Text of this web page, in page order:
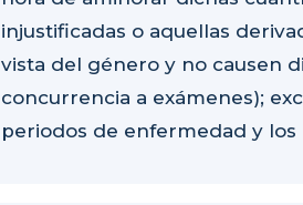
injustificadas o aquellas
vista del género y no causen
concurrencia a exámenes);
periodos de enfermedad y los